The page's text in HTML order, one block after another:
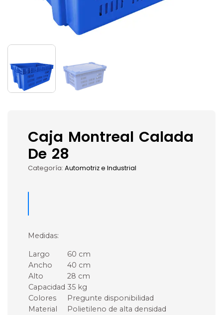
Caja Montreal Calada
De 28
Categoría: Automotriz e Industrial
Medidas:
Largo
60 cm
Ancho
40 cm
Alto
28 cm
Capacidad 35 kg
Colores
Pregunte disponibilidad
Material
Polietileno de alta densidad